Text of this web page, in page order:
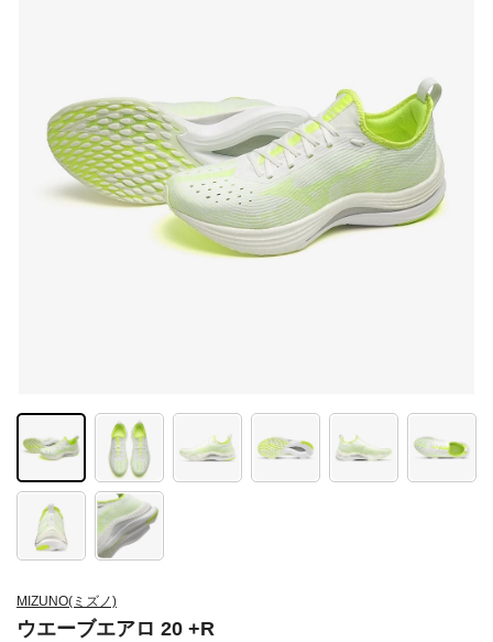
MIZUNO(ミズノ)
ウエーブエアロ 20 +R